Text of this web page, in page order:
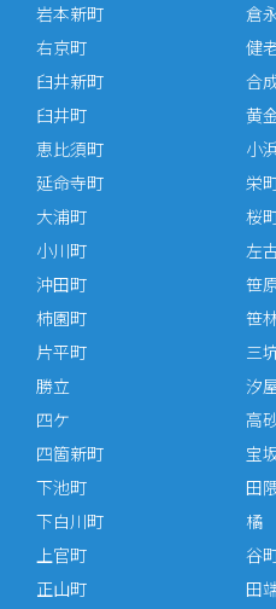
岩本新町
右京町
臼井新町
臼井町
恵比須町
延命寺町
大浦町
小川町
沖田町
柿園町
片平町
勝立
倉
健
合
黄
小
栄
桜
左
笹
笹
三
汐
四ケ
四箇新町
下池町
下白川町
上官町
正山町
高
宝
田
橘
谷
田